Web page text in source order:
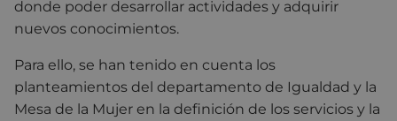
donde poder desarrollar actividades y adquirir
nuevos conocimientos.
Para ello, se han tenido en cuenta los
planteamientos del departamento de Igualdad y la
Mesa de la Mujer en la definición de los servicios y la